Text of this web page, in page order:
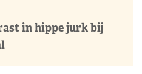
in hippe jurk bij